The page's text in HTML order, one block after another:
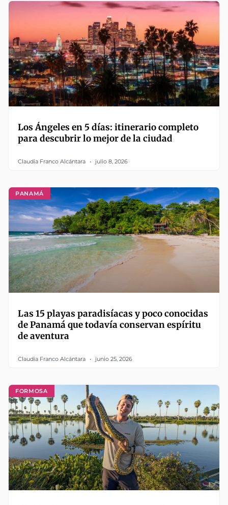
Los Ángeles en 5 días: itinerario completo
para descubrir lo mejor de la ciudad
Claudia Franco Alcántara julio 8, 2026
PANAMÁ
Las 15 playas paradisíacas y poco conocidas
de Panamá que todavía conservan espíritu
de aventura
Claudia Franco Alcántara junio 25, 2026
FORMOSA